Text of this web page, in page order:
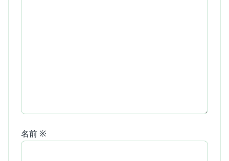
名前 ※